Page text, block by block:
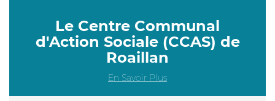
Le Centre Communal
d'Action Sociale (CCAS) de
Roaillan
En Savoir Plus